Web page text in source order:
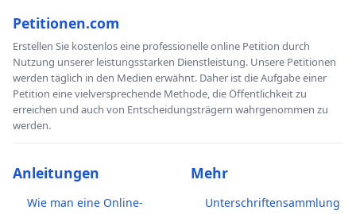
Petitionen.com
Erstellen Sie kostenlos eine professionelle online Petition durch
Nutzung unserer leistungsstarken Dienstleistung. Unsere Petitionen
werden täglich in den Medien erwähnt. Daher ist die Aufgabe einer
Petition eine vielversprechende Methode, die Öffentlichkeit zu
erreichen und auch von Entscheidungsträgern wahrgenommen zu
werden.
Anleitungen
Wie man eine Online-
Mehr
Unterschriftensammlung